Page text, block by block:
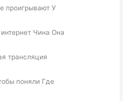
проигрывают У
Чина Она
трансляция
поняли Где